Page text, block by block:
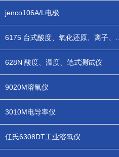
jenco106A/L电极
628N 酸度、温度、笔式测试仪
9020M溶氧仪
3010M电导率仪
任氏6308DT工业溶氧仪